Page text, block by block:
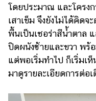
รถยนต์
บ้าน
และ
การ
ตกแต่ง
ถือ
โดยประมาณ และโครง
เสาเข็ม จึงยังไม่ได้คิดจ
พื้นเป็นเชอร่าสีน้ำตาล
ปิดผนังซ้ายและขวา พร้
แต่พอเริ่มทำไป ก็เริ่มเ
มาดูรายละเอียดการต่อ